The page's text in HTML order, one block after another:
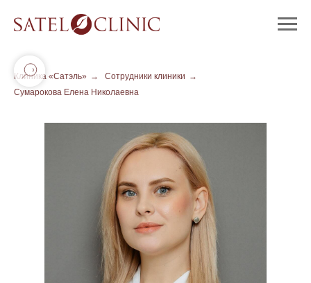
Клиника «Сатэль» → Сотрудники клиники →
Сумарокова Елена Николаевна